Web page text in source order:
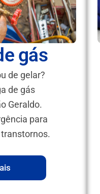
gás
de gelar?
de gás
Geraldo.
para